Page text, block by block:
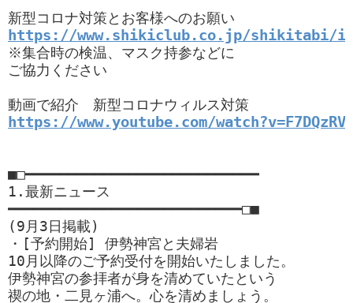
https://www.shikiclub.co.jp/shikitabi/
※集合時の検温、マスク持参などに
ご協力ください
https://www.youtube.com/
■□━━━━━━━━━━━━━━━━━━━━━━━━━━━
1.最新ニュース
━━━━━━━━━━━━━━━━━━━━━━━━━━━□■
(9月3日掲載)
・[予約開始] 伊勢神宮と夫婦岩
10月以降のご予約受付を開始いたしました。
伊勢神宮の参拝者が身を清めていたという